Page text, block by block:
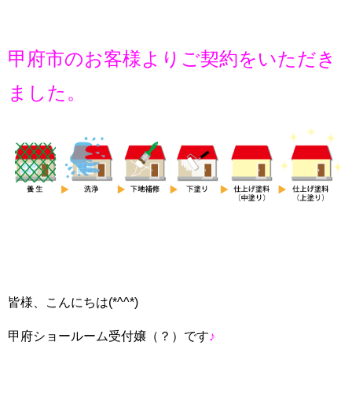
甲府市のお客様よりご契約をいただき
ました。
皆様、こんにちは(*^^*)
甲府ショールーム受付嬢（？）です♪